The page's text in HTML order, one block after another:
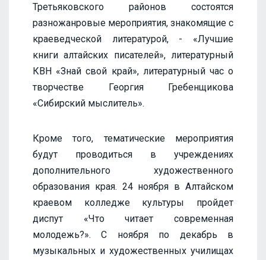
Третьяковского районов состоятся
разножанровые мероприятия, знакомящие с
краеведческой литературой, - «Лучшие
книги алтайских писателей», литературный
КВН «Знай свой край», литературный час о
творчестве Георгия Гребенщикова
«Сибирский мыслитель».
Кроме того, тематические мероприятия
будут проводиться в учреждениях
дополнительного художественного
образования края. 24 ноября в Алтайском
краевом колледже культуры пройдет
диспут «Что читает современная
молодежь?». С ноября по декабрь в
музыкальных и художественных училищах